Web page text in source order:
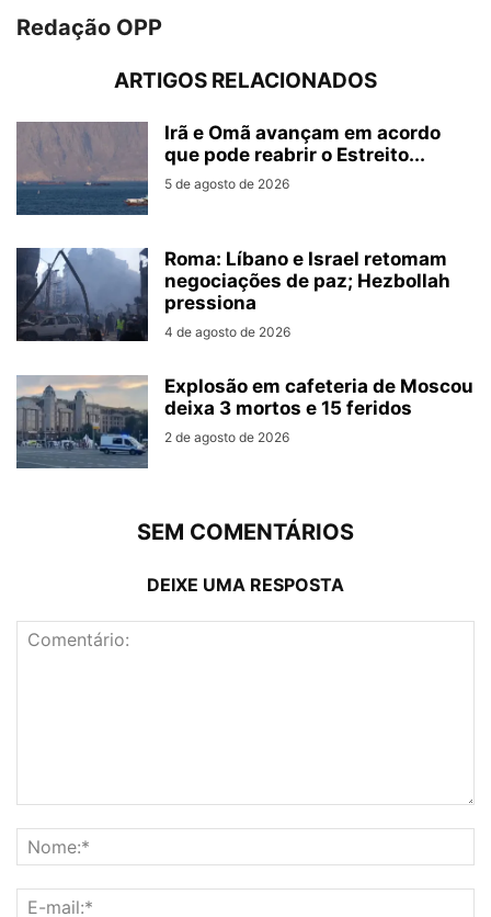
Redação OPP
ARTIGOS RELACIONADOS
Irã e Omã avançam em acordo
que pode reabrir o Estreito...
5 de agosto de 2026
Roma: Líbano e Israel retomam
negociações de paz; Hezbollah
pressiona
4 de agosto de 2026
Explosão em cafeteria de Moscou
deixa 3 mortos e 15 feridos
2 de agosto de 2026
SEM COMENTÁRIOS
DEIXE UMA RESPOSTA